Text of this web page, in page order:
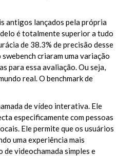
antigos lançados pela própria
é totalmente superior a tudo
de 38.3% de precisão desse
criaram uma variação
para essa avaliação. Ou seja,
real. O benchmark de
de vídeo interativa. Ele
especificamente com pessoas
Ele permite que os usuários
uma experiência mais
de videochamada simples e